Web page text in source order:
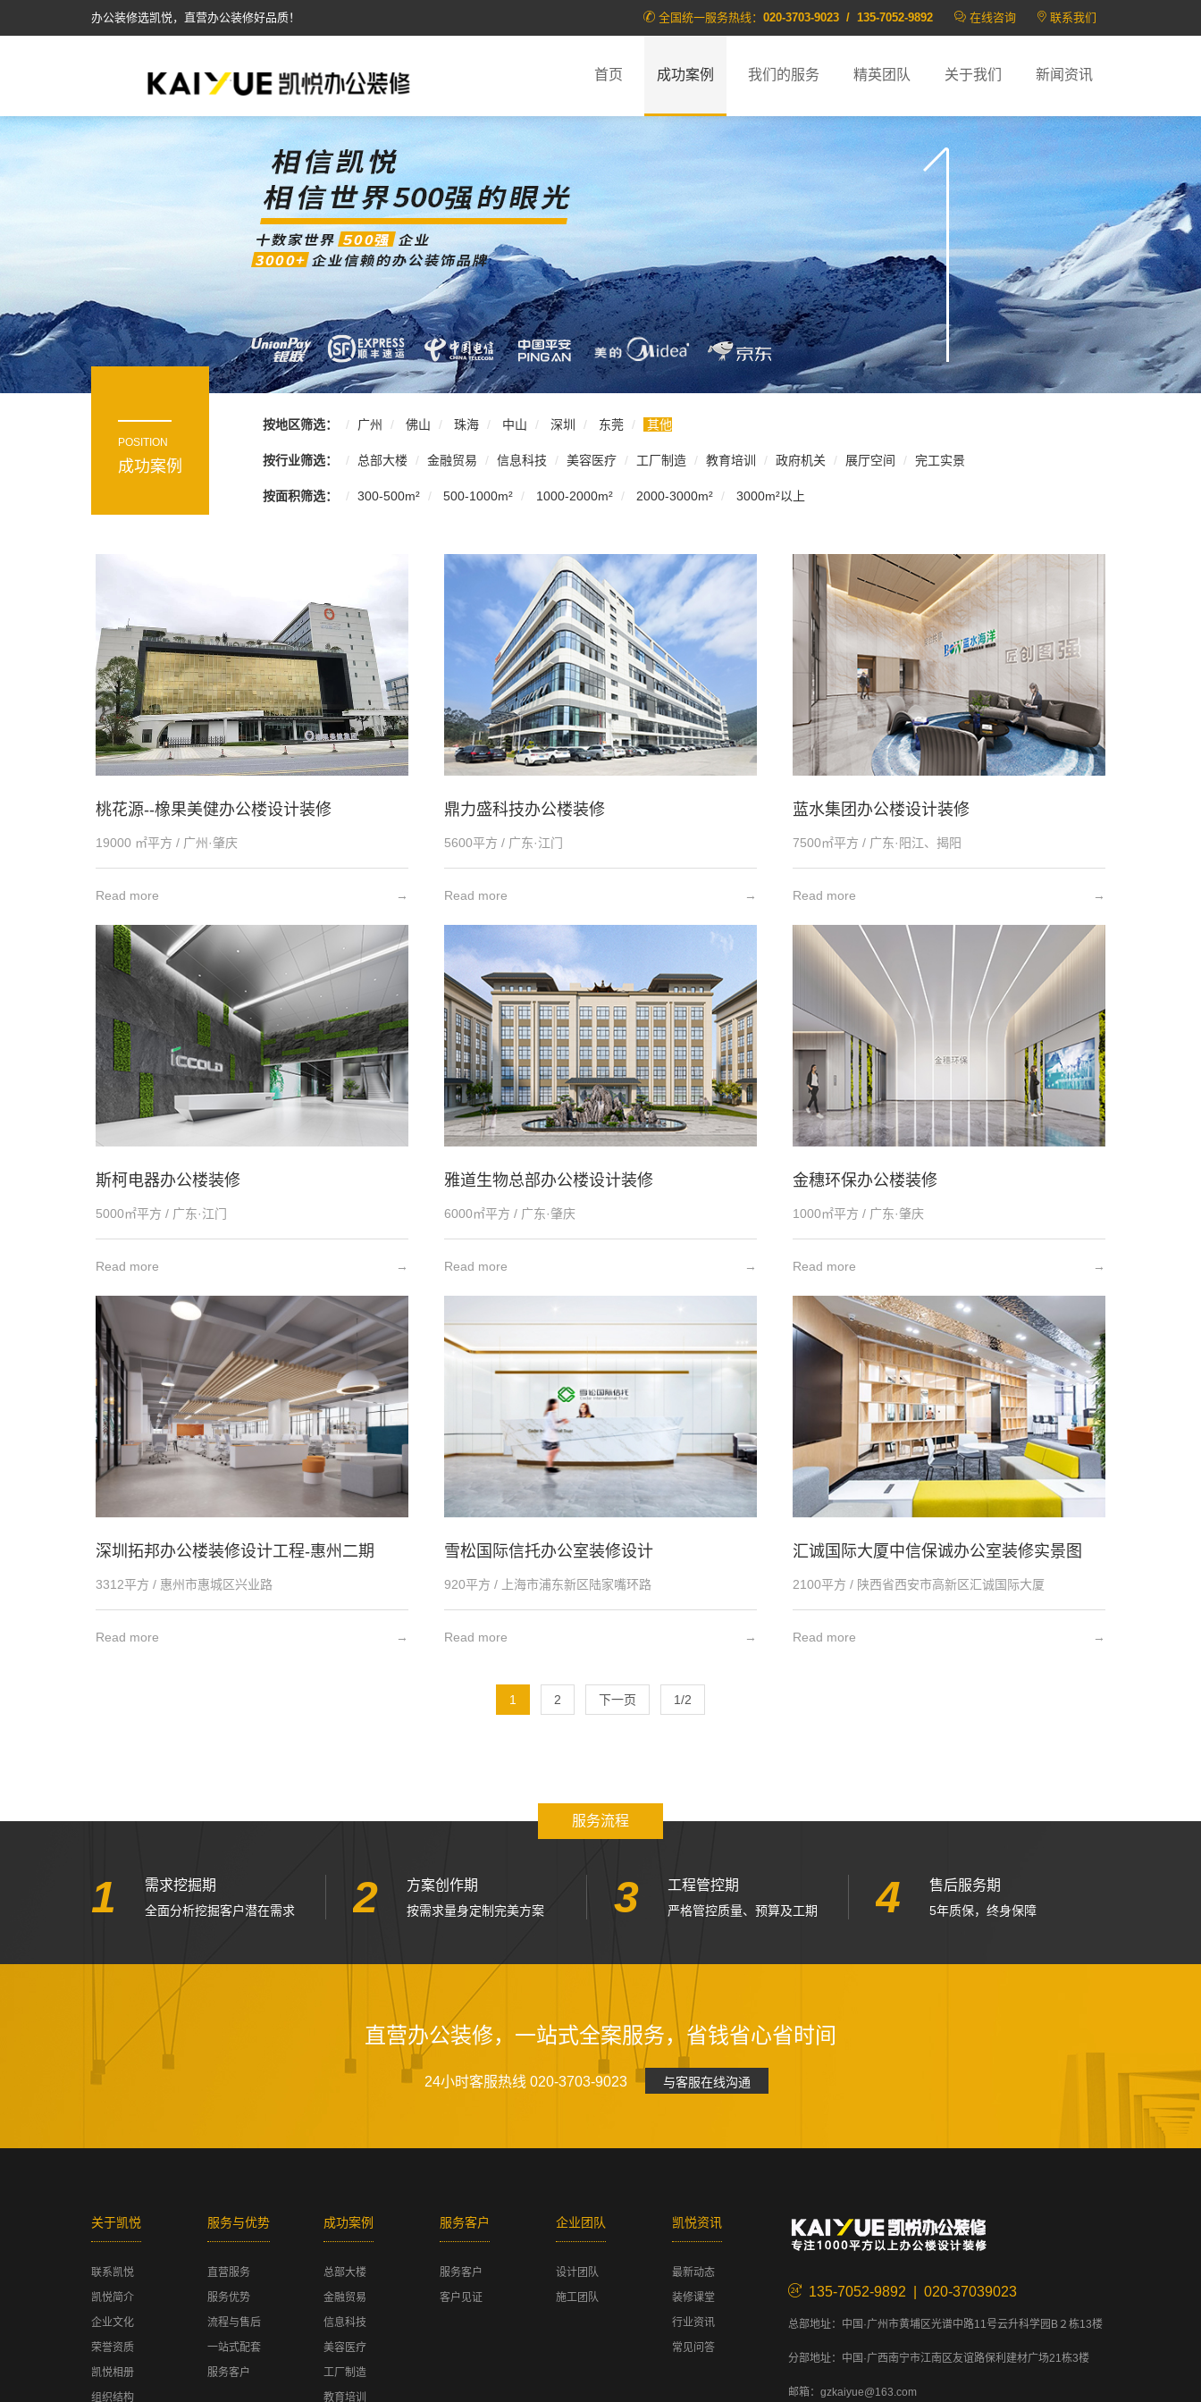
办公装修选凯悦，直营办公装修好品质！ 全国统一服务热线： 020-3703-9023 / 135-7052-9892 在线咨询 联系我们
首页 成功案例 我们的服务 精英团队 关于我们 新闻资讯
POSITION
成功案例
按地区筛选： 广州 佛山 珠海 中山 深圳 东莞 其他
按行业筛选： 总部大楼 金融贸易 信息科技 美容医疗 工厂制造 教育培训 政府机关 展厅空间 完工实景
按面积筛选： 300-500m² 500-1000m² 1000-2000m² 2000-3000m² 3000m²以上
桃花源--橡果美健办公楼设计装修
19000 ㎡平方 / 广州·肇庆
→
Read more
鼎力盛科技办公楼装修
5600平方 / 广东·江门
→
Read more
蓝水集团办公楼设计装修
7500㎡平方 / 广东·阳江、揭阳
→
Read more
斯柯电器办公楼装修
5000㎡平方 / 广东·江门
→
Read more
雅道生物总部办公楼设计装修
6000㎡平方 / 广东·肇庆
→
Read more
金穗环保办公楼装修
1000㎡平方 / 广东·肇庆
→
Read more
深圳拓邦办公楼装修设计工程-惠州二期
3312平方 / 惠州市惠城区兴业路
→
Read more
雪松国际信托办公室装修设计
920平方 / 上海市浦东新区陆家嘴环路
→
Read more
汇诚国际大厦中信保诚办公室装修实景图
2100平方 / 陕西省西安市高新区汇诚国际大厦
→
Read more
1 2 下一页 1/2
服务流程
1 需求挖掘期
全面分析挖掘客户潜在需求 2 方案创作期
按需求量身定制完美方案 3 工程管控期
严格管控质量、预算及工期 4 售后服务期
5年质保，终身保障
直营办公装修，一站式全案服务，省钱省心省时间
24小时客服热线 020-3703-9023 与客服在线沟通
关于凯悦
联系凯悦
凯悦简介
企业文化
荣誉资质
凯悦相册
组织结构
服务与优势
直营服务
服务优势
流程与售后
一站式配套
服务客户
成功案例
总部大楼
金融贸易
信息科技
美容医疗
工厂制造
教育培训
服务客户
服务客户
客户见证
企业团队
设计团队
施工团队
凯悦资讯
最新动态
装修课堂
行业资讯
常见问答
135-7052-9892 | 020-37039023
总部地址：中国·广州市黄埔区光谱中路11号云升科学园B２栋13楼
分部地址：中国·广西南宁市江南区友谊路保利建材广场21栋3楼
邮箱：gzkaiyue@163.com